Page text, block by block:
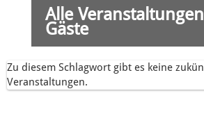
Alle
Gäste
Zu diesem Schlagwort gibt es keine
Veranstaltungen.